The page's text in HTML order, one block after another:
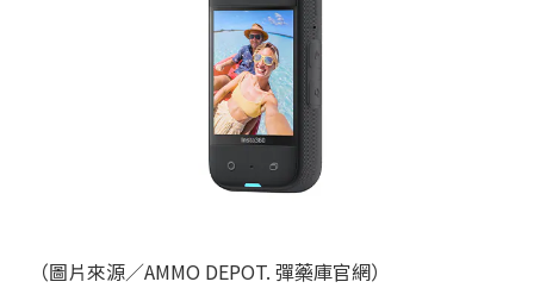
（圖片來源／AMMO DEPOT. 彈藥庫官網）